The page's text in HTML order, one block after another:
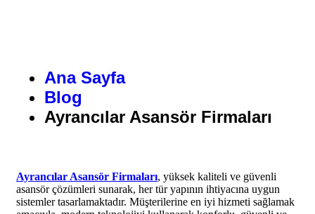
Ana Sayfa
Blog
Ayrancılar Asansör Firmaları
Ayrancılar Asansör Firmaları, yüksek kaliteli ve güvenli
asansör çözümleri sunarak, her tür yapının ihtiyacına uygun
sistemler tasarlamaktadır. Müşterilerine en iyi hizmeti sağlamak